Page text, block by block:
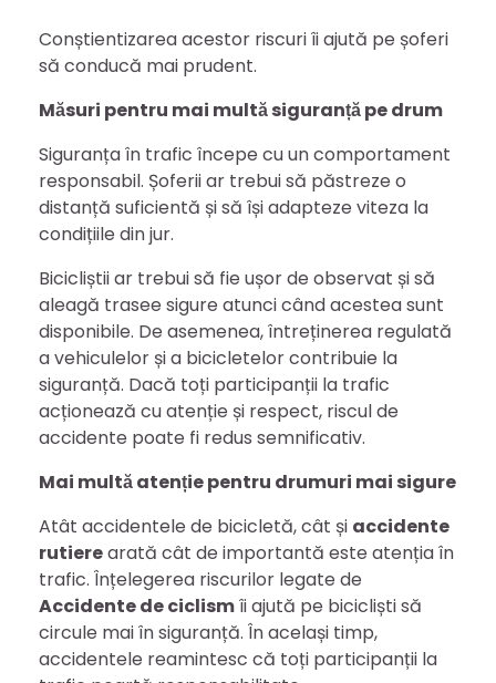
Conștientizarea acestor riscuri îi ajută pe șoferi
să conducă mai prudent.
Măsuri pentru mai multă siguranță pe drum
Siguranța în trafic începe cu un comportament
responsabil. Șoferii ar trebui să păstreze o
distanță suficientă și să își adapteze viteza la
condițiile din jur.
Bicicliștii ar trebui să fie ușor de observat și să
aleagă trasee sigure atunci când acestea sunt
disponibile. De asemenea, întreținerea regulată
a vehiculelor și a bicicletelor contribuie la
siguranță. Dacă toți participanții la trafic
acționează cu atenție și respect, riscul de
accidente poate fi redus semnificativ.
Mai multă atenție pentru drumuri mai sigure
Atât accidentele de bicicletă, cât și accidente
rutierearată cât de importantă este atenția în
trafic. Înțelegerea riscurilor legate de
Accidente de ciclismîi ajută pe bicicliști să
circule mai în siguranță. În același timp,
accidentele reamintesc că toți participanții la